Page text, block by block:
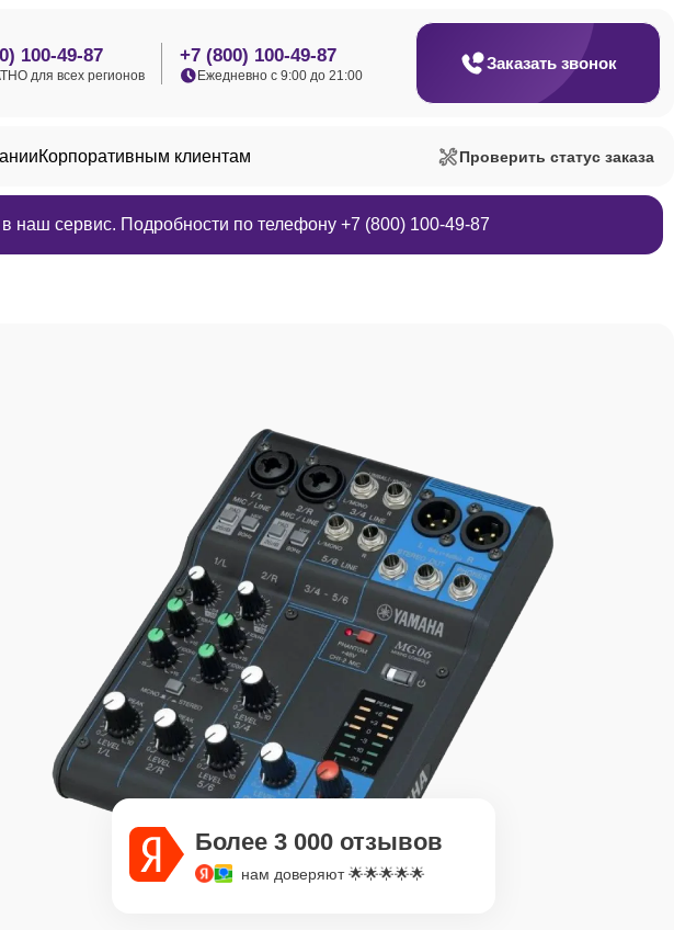
100-49-87
для всех регионов
+7 (800) 100-49-87
Ежедневно с 9:00 до 21:00
Заказать звонок
Корпоративным клиентам Проверить статус заказа
наш сервис. Подробности по телефону +7 (800) 100-49-87
Более 3 000 отзывов
нам доверяют 🌟🌟🌟🌟🌟